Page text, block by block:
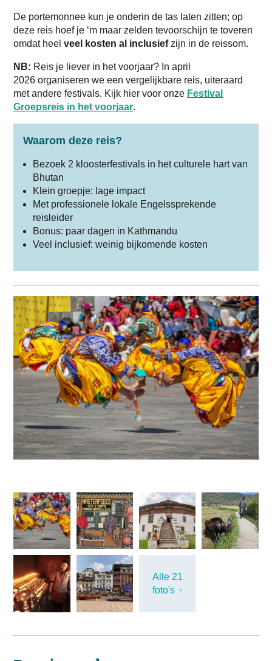
De portemonnee kun je onderin de tas laten zitten; op
deze reis hoef je ‘m maar zelden tevoorschijn te toveren
omdat heelveel kosten al inclusiefzijn in de reissom.
NB: Reis je liever in het voorjaar? In april
2026 organiseren we een vergelijkbare reis, uiteraard
met andere festivals. Kijk hier voor onze Festival
Groepsreis in het voorjaar.
Waarom deze reis?
Bezoek 2 kloosterfestivals in het culturele hart van
Bhutan
Klein groepje: lage impact
Met professionele lokale Engelssprekende
reisleider
Bonus: paar dagen in Kathmandu
Veel inclusief: weinig bijkomende kosten
Alle 21
foto's